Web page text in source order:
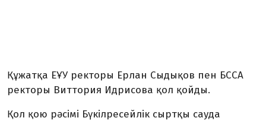
Құжатқа ЕҰУ ректоры Ерлан Сыдықов пен БССА
ректоры Виттория Идрисова қол қойды.
Қол қою рәсімі Бүкілресейлік сыртқы сауда